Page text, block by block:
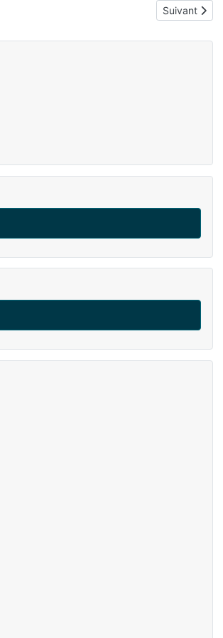
Article
Suivant